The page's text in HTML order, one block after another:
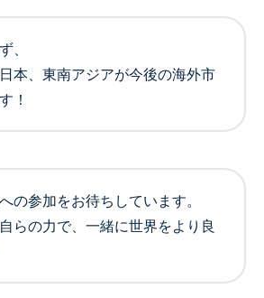
、
本、東南アジアが今後の海外市
！
の参加をお待ちしています。
らの力で、一緒に世界をより良